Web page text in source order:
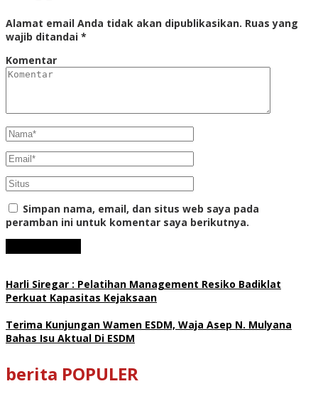
Alamat email Anda tidak akan dipublikasikan. Ruas yang
wajib ditandai *
Komentar
Simpan nama, email, dan situs web saya pada
peramban ini untuk komentar saya berikutnya.
Harli Siregar : Pelatihan Management Resiko Badiklat
Perkuat Kapasitas Kejaksaan
Terima Kunjungan Wamen ESDM, Waja Asep N. Mulyana
Bahas Isu Aktual Di ESDM
berita POPULER